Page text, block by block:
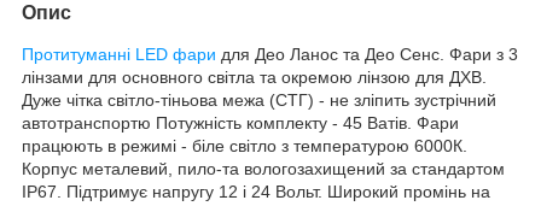
Опис
Протитуманні LED фари для Део Ланос та Део Сенс. Фари з 3
лінзами для основного світла та окремою лінзою для ДХВ.
Дуже чітка світло-тіньова межа (СТГ) - не зліпить зустрічний
автотранспортю Потужність комплекту - 45 Ватів. Фари
працюють в режимі - біле світло з температурою 6000К.
Корпус металевий, пило-та вологозахищений за стандартом
IP67. Підтримує напругу 12 і 24 Вольт. Широкий промінь на